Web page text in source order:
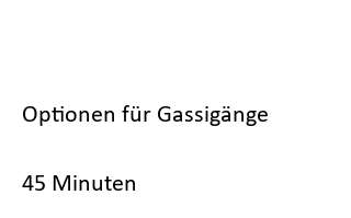
Optionen für Gassigänge
45 Minuten